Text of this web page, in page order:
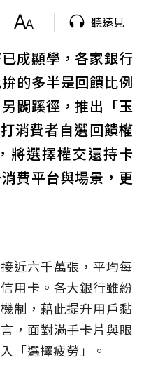
聽遠見
成顯學，各家銀行
的多半是回饋比例
闢蹊徑，推出「玉
消費者自選回饋權
將選擇權交還持卡
費平台與場景，更
近六千萬張，平均每
用卡。各大銀行雖紛
制，藉此提升用戶黏
，面對滿手卡片與眼
「選擇疲勞」。